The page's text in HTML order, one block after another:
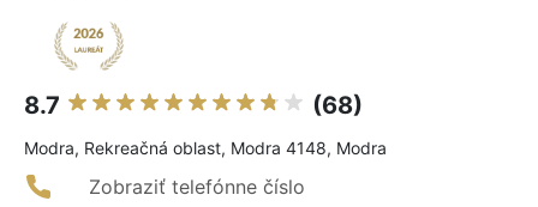
8.7 (68)
Modra, Rekreačná oblast, Modra 4148, Modra
Zobraziť telefónne číslo